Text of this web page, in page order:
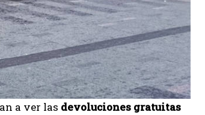
a ver las devoluciones gratuitas